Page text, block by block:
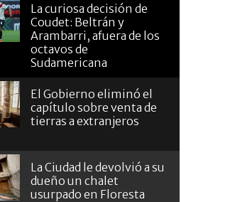
La curiosa decisión de
Coudet: Beltrán y
Arambarri, afuera de los
octavos de
Sudamericana
El Gobierno eliminó el
capítulo sobre venta de
tierras a extranjeros
La Ciudad le devolvió a su
dueño un chalet
usurpado en Floresta